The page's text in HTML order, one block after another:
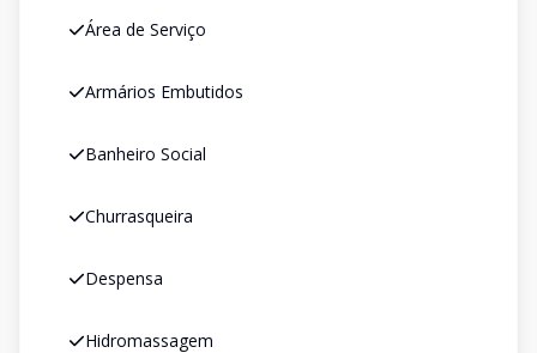
Área de Serviço
Armários Embutidos
Banheiro Social
Churrasqueira
Despensa
Hidromassagem